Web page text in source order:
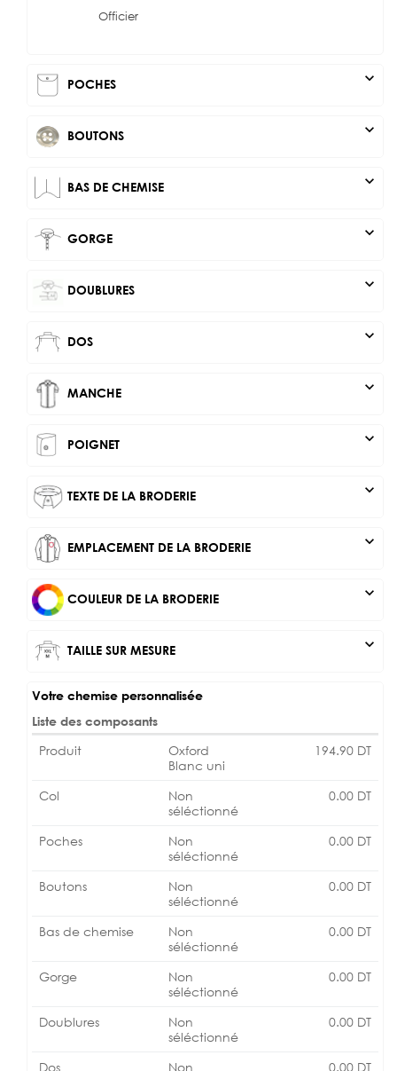
Officier
POCHES expand_more
BOUTONS expand_more
BAS DE CHEMISE expand_more
GORGE expand_more
DOUBLURES expand_more
DOS expand_more
MANCHE expand_more
POIGNET expand_more
TEXTE DE LA BRODERIE expand_more
EMPLACEMENT DE LA BRODERIE expand_more
COULEUR DE LA BRODERIE expand_more
TAILLE SUR MESURE expand_more
Votre chemise personnalisée
Liste des composants
Produit
Oxford
Blanc uni
194.90 DT
Col
Non
séléctionné
0.00 DT
Poches
Non
séléctionné
0.00 DT
Boutons
Non
séléctionné
0.00 DT
Bas de chemise
Non
séléctionné
0.00 DT
Gorge
Non
séléctionné
0.00 DT
Doublures
Non
séléctionné
0.00 DT
Dos
Non
0.00 DT